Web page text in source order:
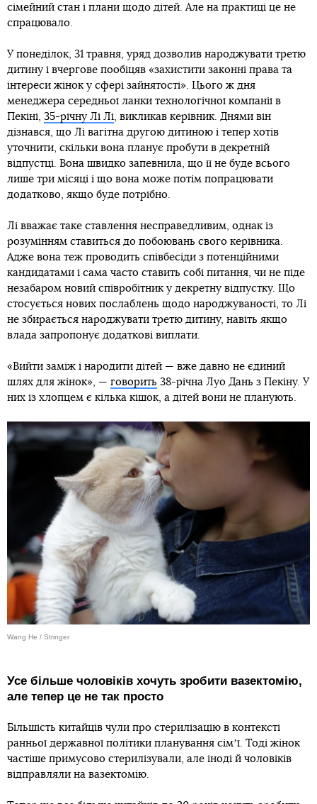
сімейний стан і плани щодо дітей. Але на практиці це не
спрацювало.
У понеділок, 31 травня, уряд дозволив народжувати третю
дитину і вчергове пообіцяв «захистити законні права та
інтереси жінок у сфері зайнятості». Цього ж дня
менеджера середньої ланки технологічної компанії в
Пекіні, 35-річну Лі Лі, викликав керівник. Днями він
дізнався, що Лі вагітна другою дитиною і тепер хотів
уточнити, скільки вона планує пробути в декретній
відпустці. Вона швидко запевнила, що її не буде всього
лише три місяці і що вона може потім попрацювати
додатково, якщо буде потрібно.
Лі вважає таке ставлення несправедливим, однак із
розумінням ставиться до побоювань свого керівника.
Адже вона теж проводить співбесіди з потенційними
кандидатами і сама часто ставить собі питання, чи не піде
незабаром новий співробітник у декретну відпустку. Що
стосується нових послаблень щодо народжуваності, то Лі
не збирається народжувати третю дитину, навіть якщо
влада запропонує додаткові виплати.
«Вийти заміж і народити дітей — вже давно не єдиний
шлях для жінок», — говорить 38-річна Луо Дань з Пекіну. У
них із хлопцем є кілька кішок, а дітей вони не планують.
Wang He / Stringer
Усе більше чоловіків хочуть зробити вазектомію,
але тепер це не так просто
Більшість китайців чули про стерилізацію в контексті
ранньої державної політики планування сімʼї. Тоді жінок
частіше примусово стерилізували, але іноді й чоловіків
відправляли на вазектомію.